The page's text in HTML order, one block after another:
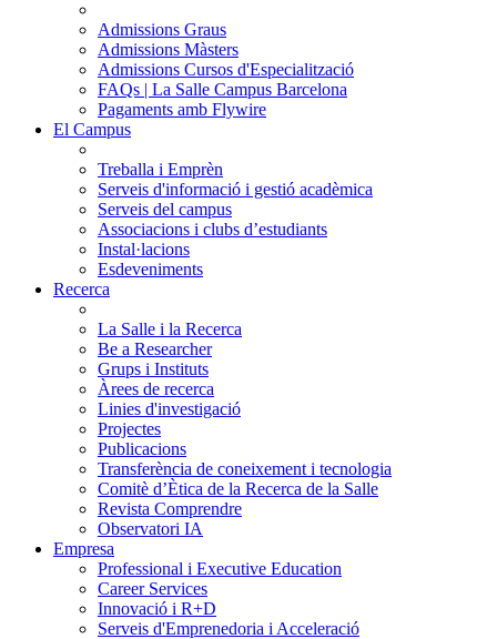
Admissions Graus
Admissions Màsters
Admissions Cursos d'Especialització
FAQs | La Salle Campus Barcelona
Pagaments amb Flywire
El Campus
Treballa i Emprèn
Serveis d'informació i gestió acadèmica
Serveis del campus
Associacions i clubs d’estudiants
Instal·lacions
Esdeveniments
Recerca
La Salle i la Recerca
Be a Researcher
Grups i Instituts
Àrees de recerca
Linies d'investigació
Projectes
Publicacions
Transferència de coneixement i tecnologia
Comitè d’Ètica de la Recerca de la Salle
Revista Comprendre
Observatori IA
Empresa
Professional i Executive Education
Career Services
Innovació i R+D
Serveis d'Emprenedoria i Acceleració